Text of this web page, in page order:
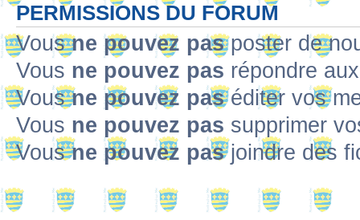
PERMISSIONS DU FORUM
Vousne pouvez pasposter de
Vous ne pouvez pas répondre
Vousne pouvez paséditer vos
Vous ne pouvez pas supprimer
Vousne pouvez pasjoindre des